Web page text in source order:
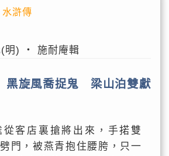
水滸傳
) ‧ 施耐庵輯
旋風喬捉鬼 梁山泊雙獻
客店裏搶將出來，手掿雙
門，被燕青抱住腰胯，只一